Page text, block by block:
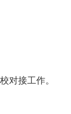
对接工作。